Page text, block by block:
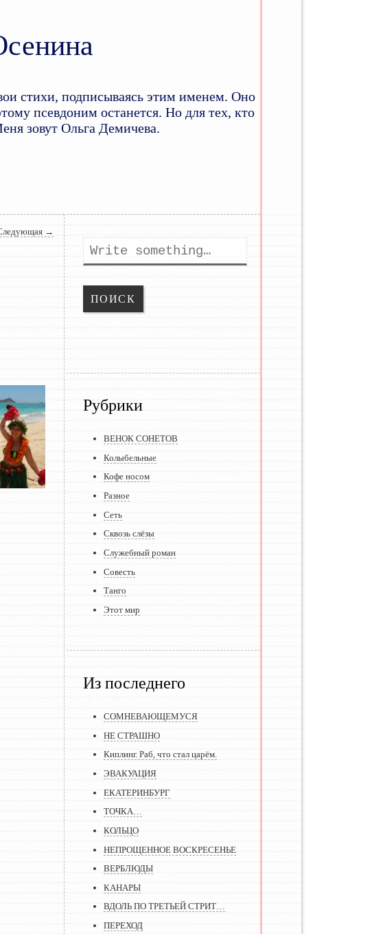
стихи, подписываясь этим именем. Оно
псевдоним останется. Но для тех, кто
зовут Ольга Демичева.
содержимомусодержимому
→
Поиск
Рубрики
ВЕНОК СОНЕТОВ
Колыбельные
Кофе носом
Разное
Сеть
Сквозь слёзы
Служебный роман
Совесть
Танго
Этот мир
Из последнего
СОМНЕВАЮЩЕМУСЯ
НЕ СТРАШНО
Киплинг. Раб, что стал царём.
ЭВАКУАЦИЯ
ЕКАТЕРИНБУРГ
ТОЧКА…
КОЛЬЦО
НЕПРОЩЕННОЕ ВОСКРЕСЕНЬЕ
ВЕРБЛЮДЫ
КАНАРЫ
ВДОЛЬ ПО ТРЕТЬЕЙ СТРИТ…
ПЕРЕХОД